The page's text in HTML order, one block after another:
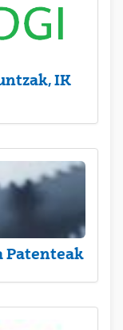
IK
Patenteak